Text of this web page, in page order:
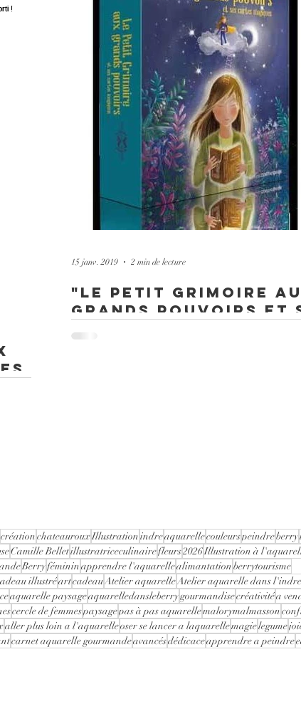
"Le Petit Grimoire
grands pouvoirs et
cartes magiques"
en Février
15 janv. 2019 2 min de lecture
créationchateaurouxIllustrationindreaquarellecouleurspeindreberry
Camille Belletillustratriceculinairefleurs2026Illustration à
Berryfémininapprendre l'aquarellealimantationberrytourisme
illustréartcadeauAtelier aquarelleAtelier aquarelle dans l'indre
aquarelle paysageaquarelledansleberrygourmandisecréativitéa
cercle de femmespaysagepas à pas aquarellemalorymalmasson
aller plus loin a l'aquarelleoser se lancer a laquarellemagielegume
carnet aquarelle gourmandeavancésdédicaceapprendre a peindre